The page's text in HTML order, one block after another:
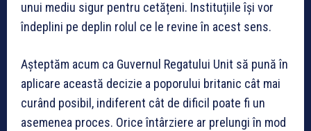
unui mediu sigur pentru cetățeni. Instituțiile își vor
îndeplini pe deplin rolul ce le revine în acest sens.
Așteptăm acum ca Guvernul Regatului Unit să pună în
aplicare această decizie a poporului britanic cât mai
curând posibil, indiferent cât de dificil poate fi un
asemenea proces. Orice întârziere ar prelungi în mod